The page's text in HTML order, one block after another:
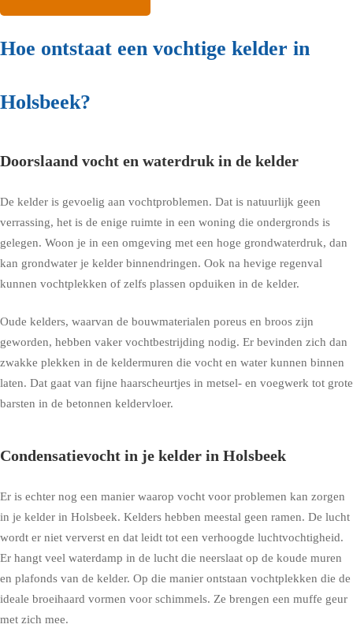
Hoe ontstaat een vochtige kelder in
Holsbeek?
Doorslaand vocht en waterdruk in de kelder
De kelder is gevoelig aan vochtproblemen. Dat is natuurlijk geen
verrassing, het is de enige ruimte in een woning die ondergronds is
gelegen. Woon je in een omgeving met een hoge grondwaterdruk, dan
kan grondwater je kelder binnendringen. Ook na hevige regenval
kunnen vochtplekken of zelfs plassen opduiken in de kelder.
Oude kelders, waarvan de bouwmaterialen poreus en broos zijn
geworden, hebben vaker vochtbestrijding nodig. Er bevinden zich dan
zwakke plekken in de keldermuren die vocht en water kunnen binnen
laten. Dat gaat van fijne haarscheurtjes in metsel- en voegwerk tot grote
barsten in de betonnen keldervloer.
Condensatievocht in je kelder in Holsbeek
Er is echter nog een manier waarop vocht voor problemen kan zorgen
in je kelder in Holsbeek. Kelders hebben meestal geen ramen. De lucht
wordt er niet ververst en dat leidt tot een verhoogde luchtvochtigheid.
Er hangt veel waterdamp in de lucht die neerslaat op de koude muren
en plafonds van de kelder. Op die manier ontstaan vochtplekken die de
ideale broeihaard vormen voor schimmels. Ze brengen een muffe geur
met zich mee.